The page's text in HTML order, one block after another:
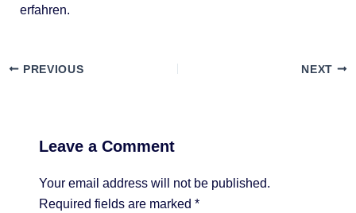
erfahren.
PREVIOUS NEXT
Leave a Comment
Your email address will not be published.
Required fields are marked *